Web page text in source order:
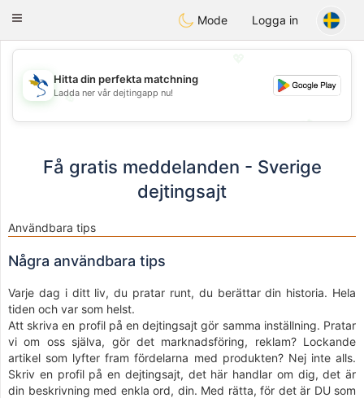
SvenskaDating
Toggle
Mode Logga in
💖
💕
Hitta din perfekta matchning
Ladda ner vår dejtingapp nu!
Få gratis meddelanden - Sverige
dejtingsajt
Användbara tips
Några användbara tips
Varje dag i ditt liv, du pratar runt, du berättar din historia. Hela
tiden och var som helst.
Att skriva en profil på en dejtingsajt gör samma inställning. Pratar
vi om oss själva, gör det marknadsföring, reklam? Lockande
artikel som lyfter fram fördelarna med produkten? Nej inte alls.
Skriv en profil på en dejtingsajt, det här handlar om dig, det är
din beskrivning med enkla ord, din. Med rätta, för det är DU som